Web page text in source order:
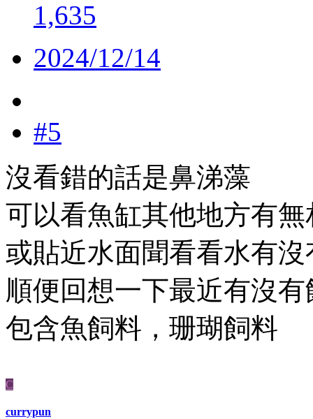
1,635
2024/12/14
#5
沒看錯的話是鼻涕藻
可以看魚缸其他地方有
或貼近水面聞看看水有沒
順便回想一下最近有沒
包含魚飼料，珊瑚飼料
C
currypun